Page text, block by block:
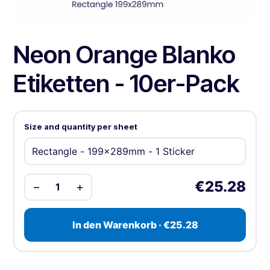
Neon Orange Blanko
Etiketten - 10er-Pack
Size and quantity per sheet
− 1 + €25.28
In den Warenkorb · €25.28